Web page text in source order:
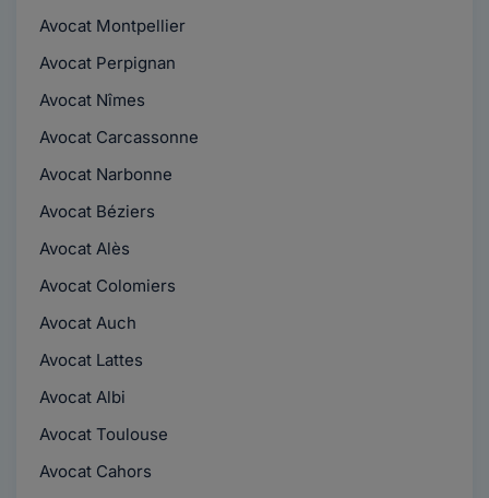
Avocat Montpellier
Avocat Perpignan
Avocat Nîmes
Avocat Carcassonne
Avocat Narbonne
Avocat Béziers
Avocat Alès
Avocat Colomiers
Avocat Auch
Avocat Lattes
Avocat Albi
Avocat Toulouse
Avocat Cahors